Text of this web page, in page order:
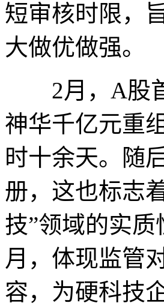
短审核时限，
大做优做强。
2月，A股首
神华千亿元重
时十余天。随
册，这也标志
技”领域的实
月，体现监管
容，为硬科技